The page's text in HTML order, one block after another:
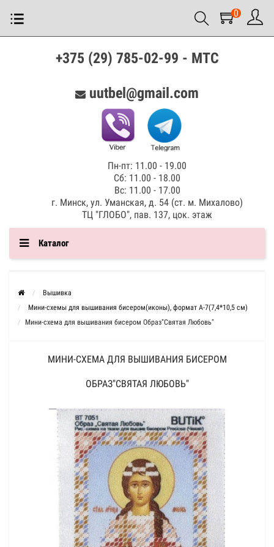
0
+375 (29) 785-02-99 - МТС
uutbel@gmail.com
Пн-пт: 11.00 - 19.00
Сб: 11.00 - 18.00
Вс: 11.00 - 17.00
г. Минск, ул. Уманская, д. 54 (ст. м. Михалово)
ТЦ "ГЛОБО", пав. 137, цок. этаж
Каталог
Вышивка
Мини-схемы для вышивания бисером(иконы), формат А-7(7,4*10,5 см)
Мини-схема для вышивания бисером Образ"Святая Любовь"
МИНИ-СХЕМА ДЛЯ ВЫШИВАНИЯ БИСЕРОМ
ОБРАЗ"СВЯТАЯ ЛЮБОВЬ"